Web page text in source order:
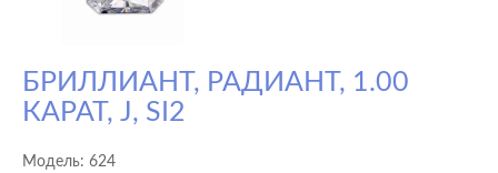
БРИЛЛИАНТ, РАДИАНТ, 1.00
КАРАТ, J, SI2
Модель: 624